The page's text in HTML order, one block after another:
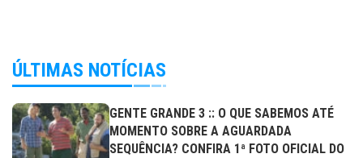
ÚLTIMAS NOTÍCIAS
GENTE GRANDE 3 :: O QUE SABEMOS ATÉ
MOMENTO SOBRE A AGUARDADA
SEQUÊNCIA? CONFIRA 1ª FOTO OFICIAL DO